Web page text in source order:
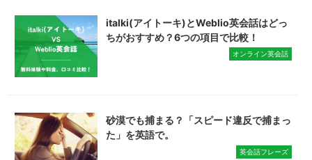
italki(アイトーキ)とWeblio英会話はどっ
ちがおすすめ？6つの項目で比較！
オンライン英会話
砂漠でも捕まる？「スピード違反で捕まっ
た」を英語で。
英会話フレーズ